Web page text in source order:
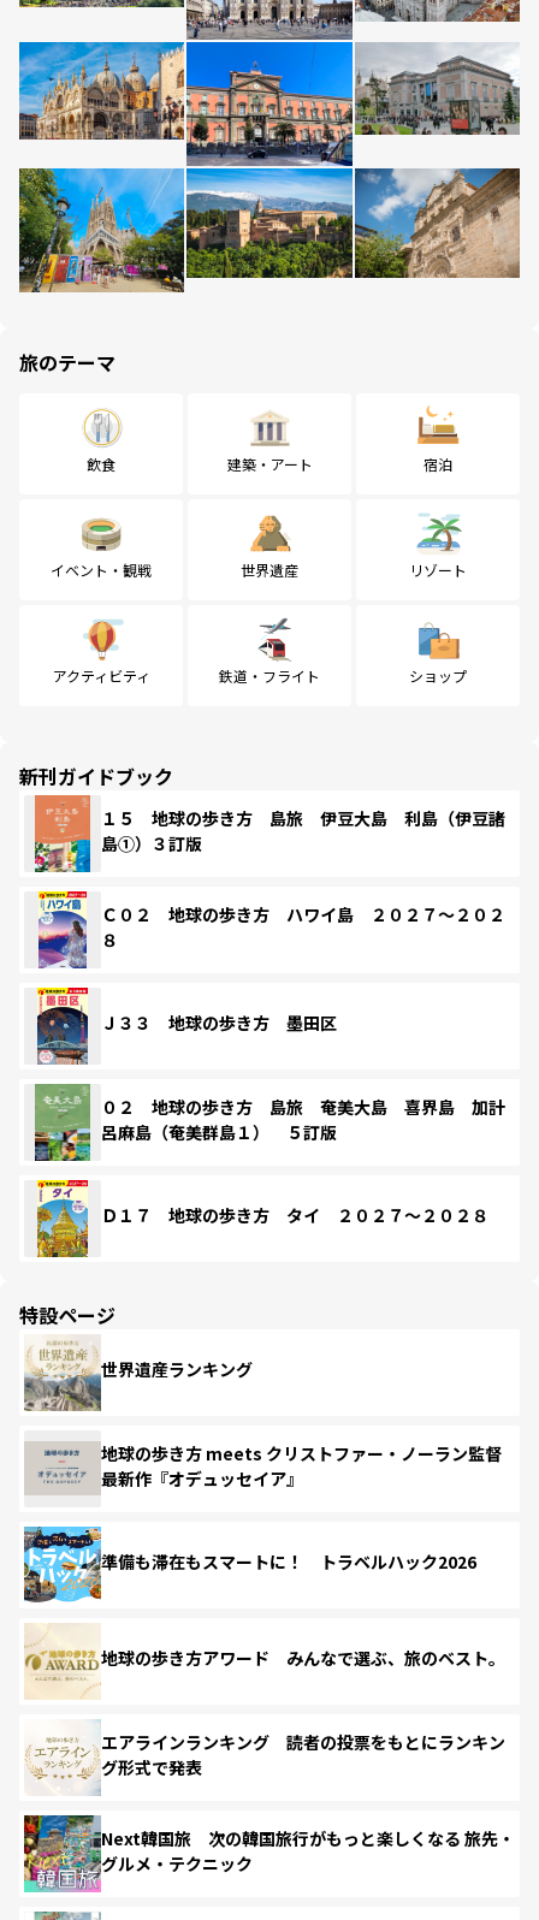
旅のテーマ
飲食 建築・アート 宿泊
イベント・観戦 世界遺産 リゾート
アクティビティ 鉄道・フライト ショップ
新刊ガイドブック
１５ 地球の歩き方 島旅 伊豆大島 利島（伊豆諸
島①）３訂版
Ｃ０２ 地球の歩き方 ハワイ島 ２０２７～２０２
８
Ｊ３３ 地球の歩き方 墨田区
０２ 地球の歩き方 島旅 奄美大島 喜界島 加計
呂麻島（奄美群島１） ５訂版
Ｄ１７ 地球の歩き方 タイ ２０２７～２０２８
特設ページ
世界遺産ランキング
地球の歩き方 meets クリストファー・ノーラン監督
最新作『オデュッセイア』
準備も滞在もスマートに！ トラベルハック2026
地球の歩き方アワード みんなで選ぶ、旅のベスト。
エアラインランキング 読者の投票をもとにランキン
グ形式で発表
Next韓国旅 次の韓国旅行がもっと楽しくなる 旅先・
グルメ・テクニック